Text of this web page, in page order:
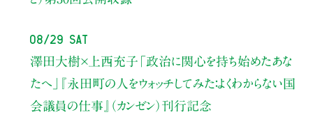
08/29 Sat
澤田大樹×上西充子 「政治に関心を持ち始めたあな
たへ」
『永田町の人をウォッチしてみた：よくわからない国
会議員の仕事』（カンゼン）刊行記念